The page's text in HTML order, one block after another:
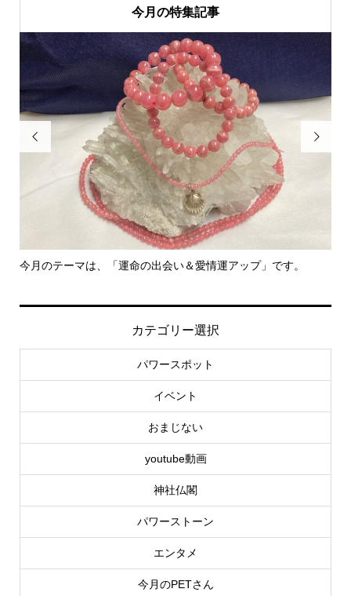
今月の特集記事

里親さん募集中！

カテゴリー選択
パワースポット
イベント
おまじない
youtube動画
神社仏閣
パワーストーン
エンタメ
今月のPETさん